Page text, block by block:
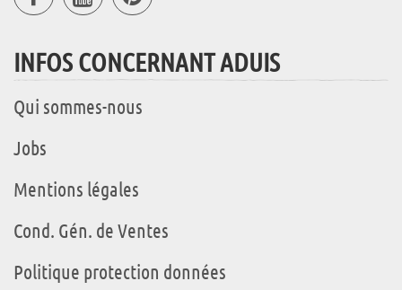
INFOS CONCERNANT ADUIS
Qui sommes-nous
Jobs
Mentions légales
Cond. Gén. de Ventes
Politique protection données